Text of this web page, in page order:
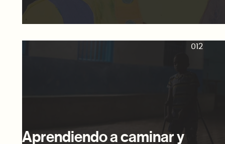
012
Aprendiendo a caminar y